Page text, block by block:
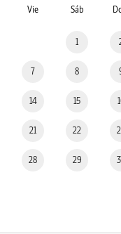
Vie Sáb
1
7 8
14 15
21 22
28 29